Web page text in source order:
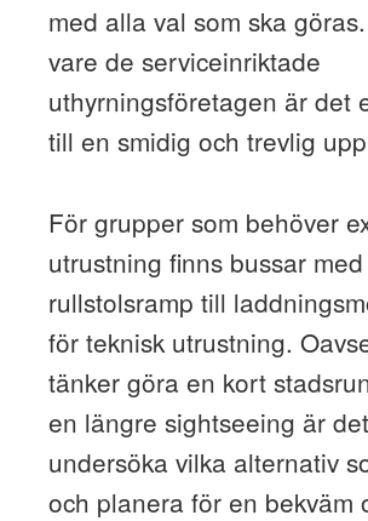
med alla val som ska
vare de serviceinriktade
uthyrningsföretagen är det
till en smidig och trevlig
För grupper som behöver
utrustning finns bussar
rullstolsramp till
för teknisk utrustning.
tänker göra en kort
en längre sightseeing är
undersöka vilka alternativ
och planera för en bekväm